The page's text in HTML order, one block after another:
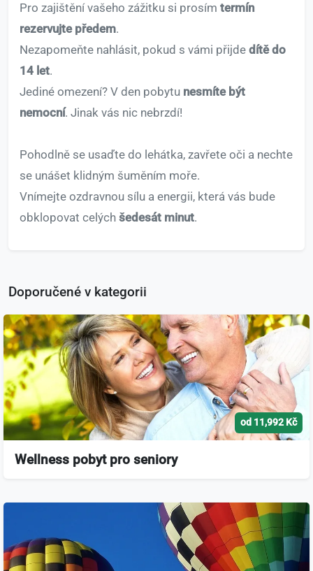
Pro zajištění vašeho zážitku si prosím termín
rezervujte předem.
Nezapomeňte nahlásit, pokud s vámi přijde dítě do
14 let.
Jediné omezení? V den pobytu nesmíte být
nemocní. Jinak vás nic nebrzdí!
Pohodlně se usaďte do lehátka, zavřete oči a nechte
se unášet klidným šuměním moře.
Vnímejte ozdravnou sílu a energii, která vás bude
obklopovat celých šedesát minut.
Doporučené v kategorii
od 11,992 Kč
Wellness pobyt pro seniory